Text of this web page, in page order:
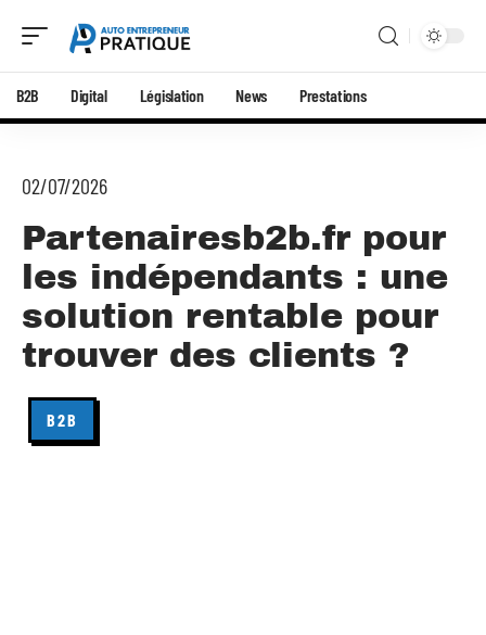
B2B Digital Législation News Prestations
02/07/2026
Partenairesb2b.fr pour
les indépendants : une
solution rentable pour
trouver des clients ?
B2B